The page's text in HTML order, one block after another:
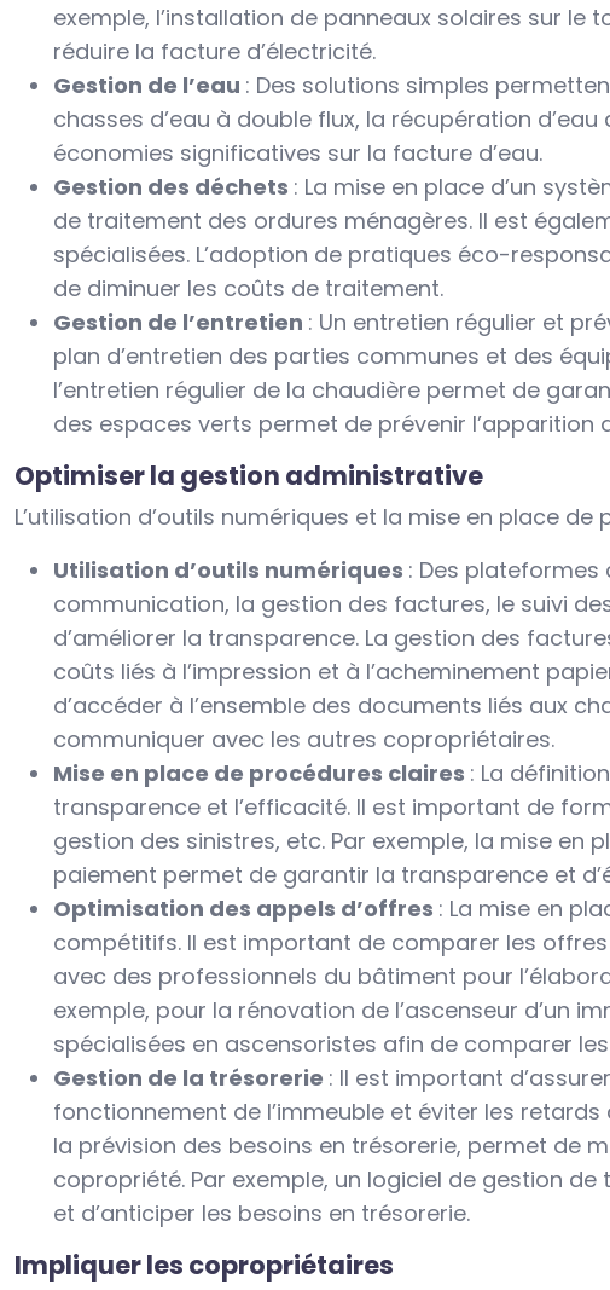
exemple, l’installation de panneaux solaires sur
réduire la facture d’électricité.
Gestion de l’eau : Des solutions simples
chasses d’eau à double flux, la récupération
économies significatives sur la facture d’eau.
Gestion des déchets : La mise en place d’un
de traitement des ordures ménagères. Il est
spécialisées. L’adoption de pratiques éco-
de diminuer les coûts de traitement.
Gestion de l’entretien : Un entretien régulier et
plan d’entretien des parties communes et des
l’entretien régulier de la chaudière permet de
des espaces verts permet de prévenir
Optimiser la gestion administrative
L’utilisation d’outils numériques et la mise en place
Utilisation d’outils numériques : Des
communication, la gestion des factures, le suivi
d’améliorer la transparence. La gestion des
coûts liés à l’impression et à l’acheminement
d’accéder à l’ensemble des documents liés aux
communiquer avec les autres copropriétaires.
Mise en place de procédures claires : La
transparence et l’efficacité. Il est important de
gestion des sinistres, etc. Par exemple, la mise
paiement permet de garantir la transparence et
Optimisation des appels d’offres : La mise en
compétitifs. Il est important de comparer les
avec des professionnels du bâtiment pour
exemple, pour la rénovation de l’ascenseur d’un
spécialisées en ascensoristes afin de comparer
Gestion de la trésorerie : Il est important
fonctionnement de l’immeuble et éviter les
la prévision des besoins en trésorerie, permet de
copropriété. Par exemple, un logiciel de gestion
et d’anticiper les besoins en trésorerie.
Impliquer les copropriétaires